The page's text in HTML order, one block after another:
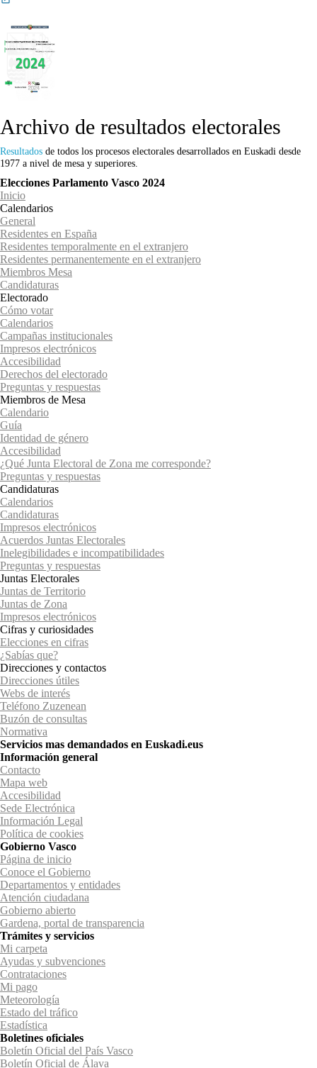
Archivo de resultados electorales
Resultados de todos los procesos electorales desarrollados en Euskadi desde
1977 a nivel de mesa y superiores.
Elecciones Parlamento Vasco 2024
Inicio
Calendarios
General
Residentes en España
Residentes temporalmente en el extranjero
Residentes permanentemente en el extranjero
Miembros Mesa
Candidaturas
Electorado
Cómo votar
Calendarios
Campañas institucionales
Impresos electrónicos
Accesibilidad
Derechos del electorado
Preguntas y respuestas
Miembros de Mesa
Calendario
Guía
Identidad de género
Accesibilidad
¿Qué Junta Electoral de Zona me corresponde?
Preguntas y respuestas
Candidaturas
Calendarios
Candidaturas
Impresos electrónicos
Acuerdos Juntas Electorales
Inelegibilidades e incompatibilidades
Preguntas y respuestas
Juntas Electorales
Juntas de Territorio
Juntas de Zona
Impresos electrónicos
Cifras y curiosidades
Elecciones en cifras
¿Sabías que?
Direcciones y contactos
Direcciones útiles
Webs de interés
Teléfono Zuzenean
Buzón de consultas
Normativa
Servicios mas demandados en Euskadi.eus
Información general
Contacto
Mapa web
Accesibilidad
Sede Electrónica
Información Legal
Política de cookies
Gobierno Vasco
Página de inicio
Conoce el Gobierno
Departamentos y entidades
Atención ciudadana
Gobierno abierto
Gardena, portal de transparencia
Trámites y servicios
Mi carpeta
Ayudas y subvenciones
Contrataciones
Mi pago
Meteorología
Estado del tráfico
Estadística
Boletines oficiales
Boletín Oficial del País Vasco
Boletín Oficial de Álava